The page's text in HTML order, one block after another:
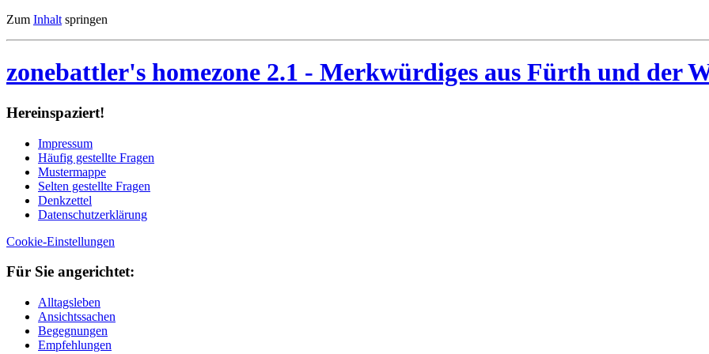
Zum Inhalt springen
zonebattler's homezone 2.1 - Merkwürdiges aus Fürth und der
Her­ein­spa­ziert!
Im­pres­sum
Häu­fig ge­stell­te Fra­gen
Mu­ster­map­pe
Sel­ten ge­stell­te Fra­gen
Denk­zet­tel
Da­ten­schutz­er­klä­rung
Cookie-Einstellungen
Für Sie an­ge­rich­tet:
Alltagsleben
Ansichtssachen
Begegnungen
Empfehlungen